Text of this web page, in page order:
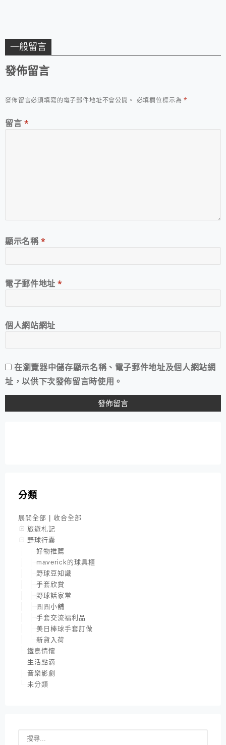
一般留言
發佈留言
發佈留言必須填寫的電子郵件地址不會公開。 必填欄位標示為*
留言 *
顯示名稱*
電子郵件地址*
個人網站網址
在瀏覽器中儲存顯示名稱、電子郵件地址及個人網站網
址，以供下次發佈留言時使用。
分類
展開全部
收合全部
旅遊札記
野球行囊
好物推薦
maverick的球具櫃
野球豆知識
手套欣賞
野球話家常
圓圓小舖
手套交流福利品
美日棒球手套訂做
新貨入荷
鐵鳥情懷
生活點滴
音樂影劇
未分類